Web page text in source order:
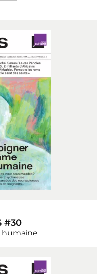
#30
humaine